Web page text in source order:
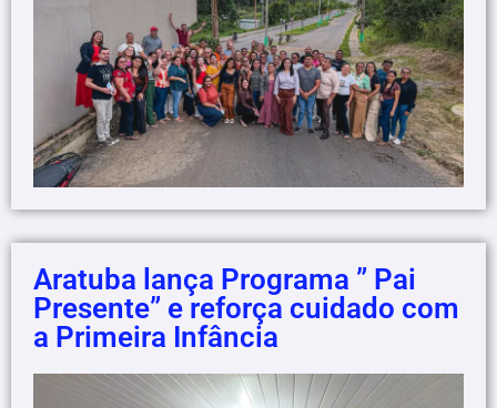
Aratuba lança Programa ” Pai
Presente” e reforça cuidado com
a Primeira Infância